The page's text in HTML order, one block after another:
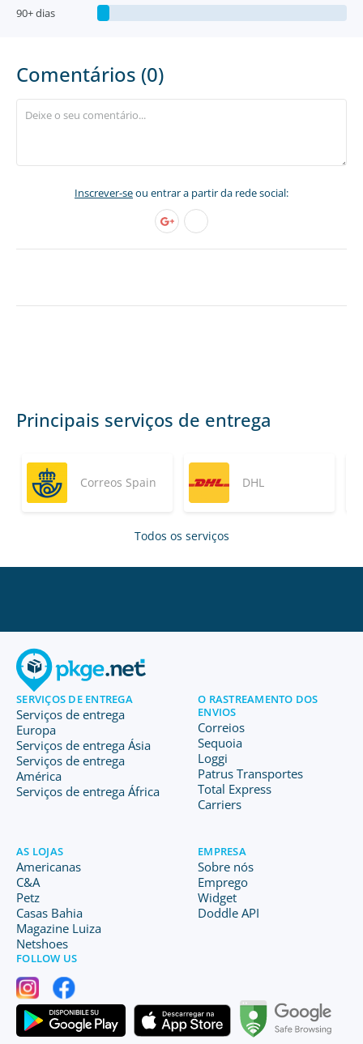
90+ dias
Comentários (0)
Inscrever-seou entrar a partir da rede social:
Principais serviços de entrega
Correos Spain DHL
Todos os serviços
SERVIÇOS DE ENTREGA
Serviços de entrega
Europa
Serviços de entrega Ásia
Serviços de entrega
América
Serviços de entrega África
O RASTREAMENTO DOS
ENVIOS
Correios
Sequoia
Loggi
Patrus Transportes
Total Express
Carriers
AS LOJAS
Americanas
C&A
Petz
Casas Bahia
Magazine Luiza
Netshoes
EMPRESA
Sobre nós
Emprego
Widget
Doddle API
FOLLOW US